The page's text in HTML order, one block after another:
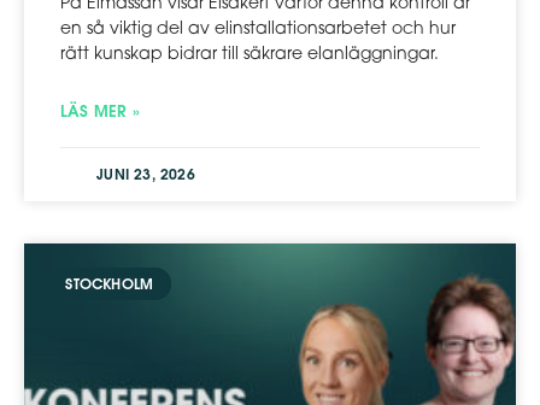
en så viktig del av elinstallationsarbetet och hur
rätt kunskap bidrar till säkrare elanläggningar.
LÄS MER »
JUNI 23, 2026
STOCKHOLM